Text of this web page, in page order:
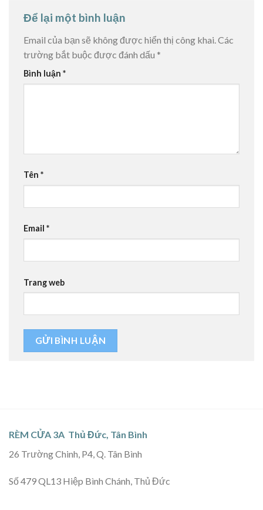
Để lại một bình luận
Email của bạn sẽ không được hiển thị công khai.Các
trường bắt buộc được đánh dấu *
Bình luận *
Tên *
Email *
Trang web
RÈM CỬA 3A Thủ Đức, Tân Bình
26 Trường Chinh, P4, Q. Tân Bình
Số 479 QL13 Hiệp Bình Chánh, Thủ Đức